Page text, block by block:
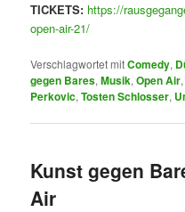
TICKETS: https://
open-air-21/
Verschlagwortet mitComedy,
gegen Bares,Musik,Open Air,
Perkovic,Tosten Schlosser,
Kunst gegen
Air